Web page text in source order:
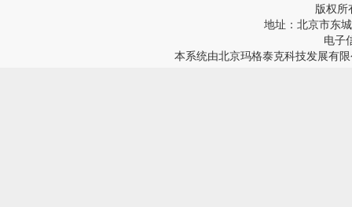
版权所
地址：北京市东
电子
本系统由北京玛格泰克科技发展有